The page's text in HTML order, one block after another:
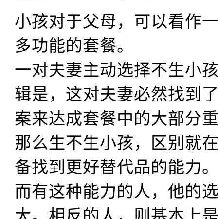
小孩对于父母，可以看作
多功能的套餐。
一对夫妻主动选择不生小
辑是，这对夫妻必然找到
案来达成套餐中的大部分
那么生不生小孩，区别就
备找到更好替代品的能力
而有这种能力的人，他的